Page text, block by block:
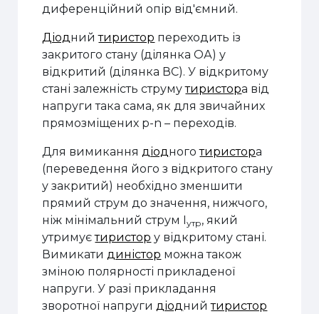
диференційний опір від'ємний.
Діоднийтиристор переходить із
закритого стану (ділянка ОА) у
відкритий (ділянка ВС). У відкритому
стані залежність струмутиристора від
напруги така сама, як для звичайних
прямозміщених p-n – переходів.
Для вимиканнядіодноготиристора
(переведення його з відкритого стану
у закритий) необхідно зменшити
прямий струм до значення, нижчого,
ніж мінімальний струм Iутр, який
утримуєтиристор у відкритому стані.
Вимикатидиністор можна також
зміною полярності прикладеної
напруги. У разі прикладання
зворотної напругидіоднийтиристор